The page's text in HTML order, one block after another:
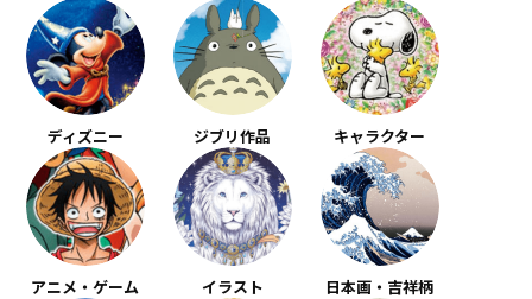
ディズニー ジブリ作品 キャラクター
アニメ・ゲーム イラスト 日本画・吉祥柄